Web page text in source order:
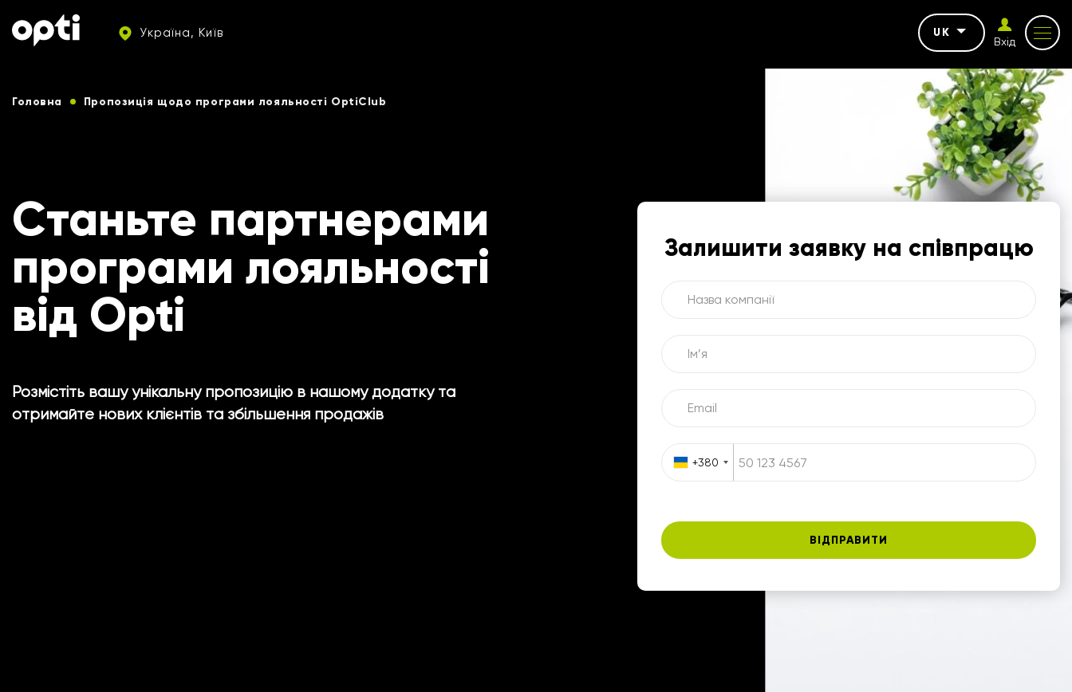
Україна, Київ UK
Вхід
Головна Пропозиція щодо програми лояльності OptiClub
Станьте партнерами
програми лояльності
від Opti
Розмістіть вашу унікальну пропозицію в нашому додатку та
отримайте нових клієнтів та збільшення продажів
Залишити заявку на співпрацю
+380
ВІДПРАВИТИ